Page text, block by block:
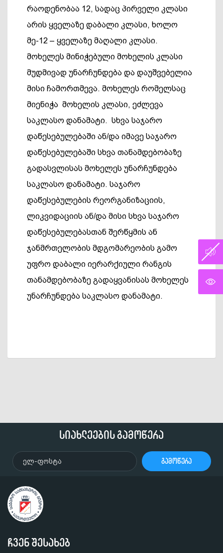
რაოდენობაა 12, სადაც პირველი კლასი
არის ყველაზე დაბალი კლასი, ხოლო
მე-12 – ყველაზე მაღალი კლასი.
მოხელეს მინიჭებული მოხელის კლასი
მუდმივად უნარჩუნდება და დაუშვებელია
მისი ჩამორთმევა. მოხელეს რომელსაც
მიენიჭა მოხელის კლასი, ეძლევა
საკლასო დანამატი. სხვა საჯარო
დაწესებულებაში ან/და იმავე საჯარო
დაწესებულებაში სხვა თანამდებობაზე
გადასვლისას მოხელეს უნარჩუნდება
საკლასო დანამატი. საჯარო
დაწესებულების რეორგანიზაციის,
ლიკვიდაციის ან/და მისი სხვა საჯარო
დაწესებულებასთან შერწყმის ან
ჯანმრთელობის მდგომარეობის გამო
უფრო დაბალი იერარქიული რანგის
თანამდებობაზე გადაყვანისას მოხელეს
უნარჩუნდება საკლასო დანამატი.
სიახლეების გამოწერა
გამოწერა
ჩვენ შესახებ